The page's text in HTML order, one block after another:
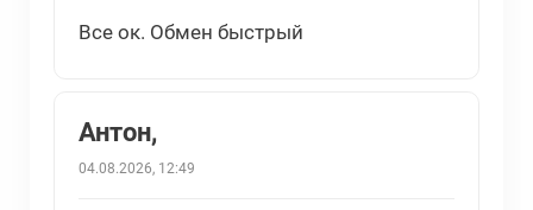
Все ок. Обмен быстрый
Антон,
04.08.2026, 12:49